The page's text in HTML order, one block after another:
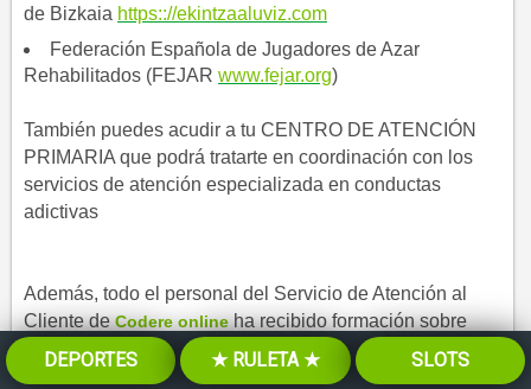
DEPORTES ★ RULETA ★ SLOTS
de Bizkaia https:://ekintzaaluviz.com
Federación Española de Jugadores de Azar
Rehabilitados (FEJAR www.fejar.org)
También puedes acudir a tu CENTRO DE ATENCIÓN
PRIMARIA que podrá tratarte en coordinación con los
servicios de atención especializada en conductas
adictivas
Además, todo el personal del Servicio de Atención al
Cliente deCodere online​ ha recibido formación sobre
Juego Responsable y atenderá cualquier pregun​ta que
tengas sobre este tema, poniendo a tu disposición toda